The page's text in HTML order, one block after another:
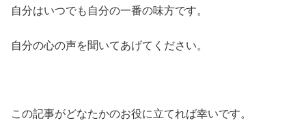
自分はいつでも自分の一番の味方です。
自分の心の声を聞いてあげてください。
この記事がどなたかのお役に立てれば幸いです。